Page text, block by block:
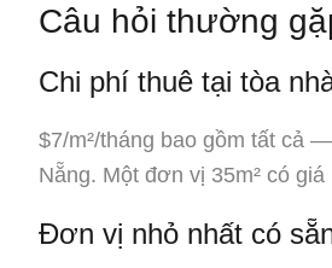
Câu hỏi thường
Chi phí thuê tại tòa
$7/m²/tháng bao gồm tất cả
Nẵng. Một đơn vị 35m² có
Đơn vị nhỏ nhất có